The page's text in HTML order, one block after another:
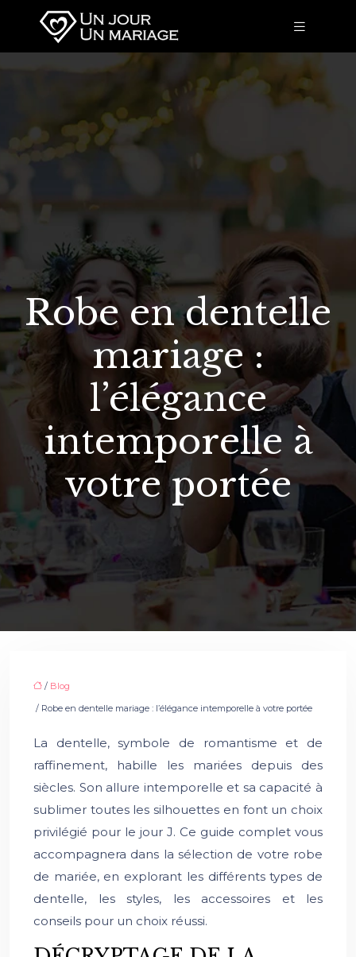
Robe en dentelle
mariage :
l’élégance
intemporelle à
votre portée
/ Blog
/ Robe en dentelle mariage : l’élégance intemporelle à votre portée
La dentelle, symbole de romantisme et de
raffinement, habille les mariées depuis des
siècles. Son allure intemporelle et sa capacité à
sublimer toutes les silhouettes en font un choix
privilégié pour le jour J. Ce guide complet vous
accompagnera dans la sélection de votre robe
de mariée, en explorant les différents types de
dentelle, les styles, les accessoires et les
conseils pour un choix réussi.